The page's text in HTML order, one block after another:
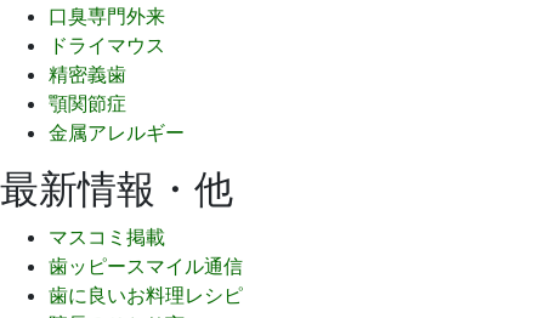
口臭専門外来
ドライマウス
精密義歯
顎関節症
金属アレルギー
最新情報・他
マスコミ掲載
歯ッピースマイル通信
歯に良いお料理レシピ